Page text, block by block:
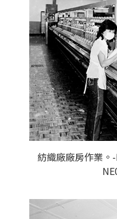
紡織廠廠房作業。